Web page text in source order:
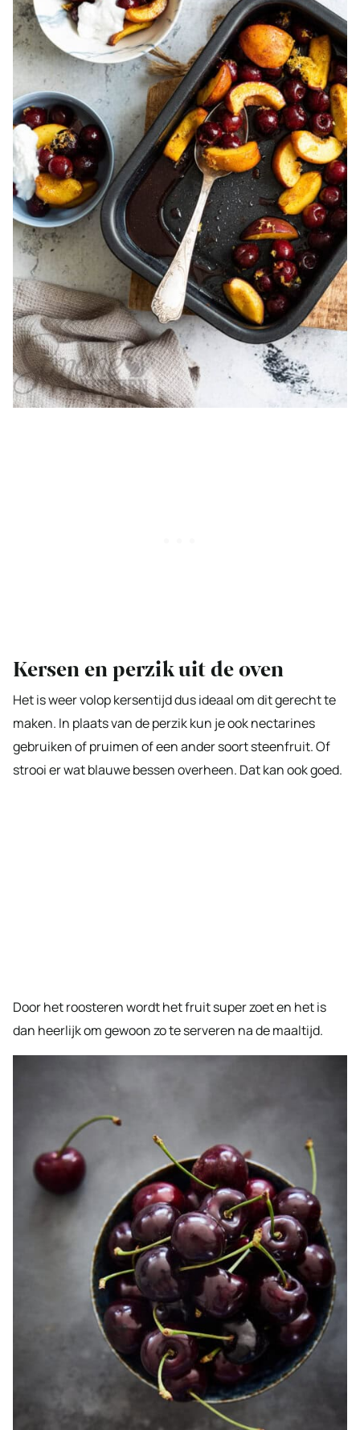
Kersen en perzik uit de oven
Het is weer volop kersentijd dus ideaal om dit gerecht te
maken. In plaats van de perzik kun je ook nectarines
gebruiken of pruimen of een ander soort steenfruit. Of
strooi er wat blauwe bessen overheen. Dat kan ook goed.
Door het roosteren wordt het fruit super zoet en het is
dan heerlijk om gewoon zo te serveren na de maaltijd.